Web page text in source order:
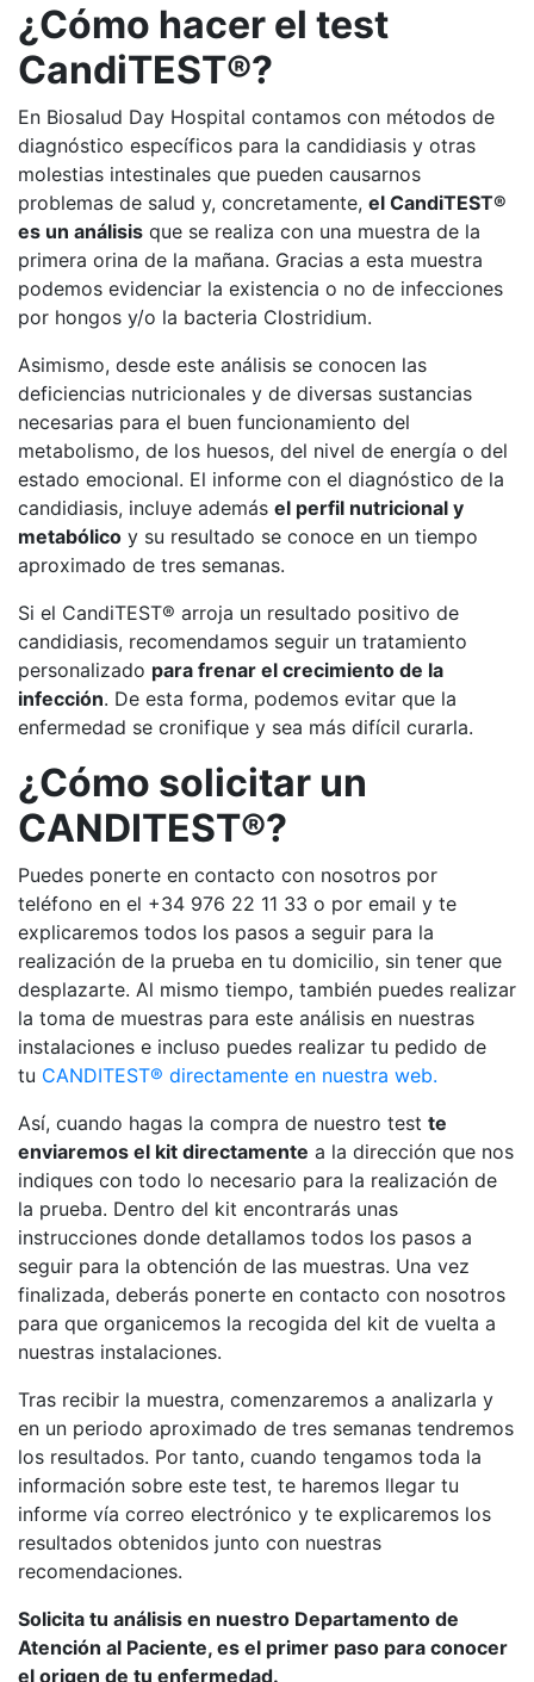
¿Cómo hacer el test
CandiTEST®?
En Biosalud Day Hospital contamos con métodos de
diagnóstico específicos para la candidiasis y otras
molestias intestinales que pueden causarnos
problemas de salud y, concretamente, el CandiTEST®
es un análisis que se realiza con una muestra de la
primera orina de la mañana. Gracias a esta muestra
podemos evidenciar la existencia o no de infecciones
por hongos y/o la bacteria Clostridium.
Asimismo, desde este análisis se conocen las
deficiencias nutricionales y de diversas sustancias
necesarias para el buen funcionamiento del
metabolismo, de los huesos, del nivel de energía o del
estado emocional. El informe con el diagnóstico de la
candidiasis, incluye además el perfil nutricional y
metabólico y su resultado se conoce en un tiempo
aproximado de tres semanas.
Si el CandiTEST® arroja un resultado positivo de
candidiasis, recomendamos seguir un tratamiento
personalizado para frenar el crecimiento de la
infección. De esta forma, podemos evitar que la
enfermedad se cronifique y sea más difícil curarla.
¿Cómo solicitar un
CANDITEST®?
Puedes ponerte en contacto con nosotros por
teléfono en el +34 976 22 11 33 o por email y te
explicaremos todos los pasos a seguir para la
realización de la prueba en tu domicilio, sin tener que
desplazarte. Al mismo tiempo, también puedes realizar
la toma de muestras para este análisis en nuestras
instalaciones e incluso puedes realizar tu pedido de
tu CANDITEST® directamente en nuestra web.
Así, cuando hagas la compra de nuestro test te
enviaremos el kit directamente a la dirección que nos
indiques con todo lo necesario para la realización de
la prueba. Dentro del kit encontrarás unas
instrucciones donde detallamos todos los pasos a
seguir para la obtención de las muestras. Una vez
finalizada, deberás ponerte en contacto con nosotros
para que organicemos la recogida del kit de vuelta a
nuestras instalaciones.
Tras recibir la muestra, comenzaremos a analizarla y
en un periodo aproximado de tres semanas tendremos
los resultados. Por tanto, cuando tengamos toda la
información sobre este test, te haremos llegar tu
informe vía correo electrónico y te explicaremos los
resultados obtenidos junto con nuestras
recomendaciones.
Solicita tu análisis en nuestro Departamento de
Atención al Paciente, es el primer paso para conocer
el origen de tu enfermedad.